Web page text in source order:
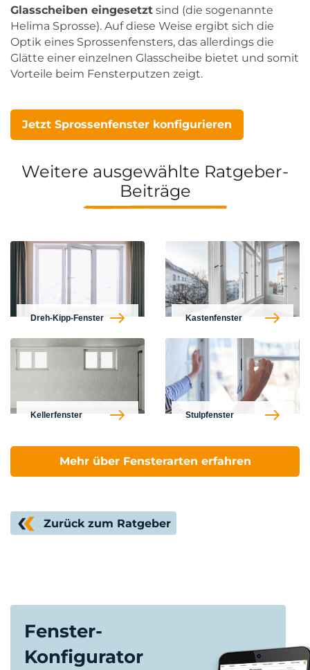
Glasscheiben eingesetzt sind (die sogenannte
Helima Sprosse). Auf diese Weise ergibt sich die
Optik eines Sprossenfensters, das allerdings die
Glätte einer einzelnen Glasscheibe bietet und somit
Vorteile beim Fensterputzen zeigt.
Jetzt Sprossenfenster konfigurieren
Weitere ausgewählte Ratgeber-
Beiträge
Dreh-Kipp-Fenster Kastenfenster
Kellerfenster Stulpfenster
Mehr über Fensterarten erfahren
Zurück zum Ratgeber
Fenster-
Konfigurator